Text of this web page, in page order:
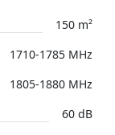
150 m²
1710-1785 MHz
1805-1880 MHz
60 dB